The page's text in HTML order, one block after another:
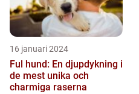
16 januari 2024
Ful hund: En djupdykning i
de mest unika och
charmiga raserna